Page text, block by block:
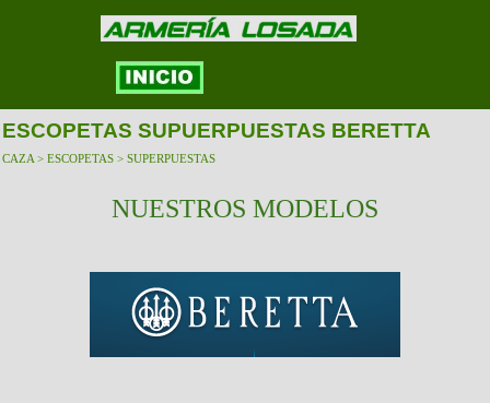
ESCOPETAS SUPUERPUESTAS BERETTA
CAZA > ESCOPETAS > SUPERPUESTAS
NUESTROS MODELOS